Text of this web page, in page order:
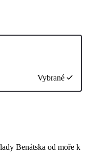
Vybrané
Benátska od moře k